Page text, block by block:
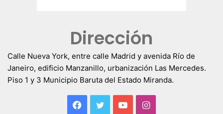
Dirección
Calle Nueva York, entre calle Madrid y avenida Río de
Janeiro, edificio Manzanillo, urbanización Las Mercedes.
Piso 1 y 3 Municipio Baruta del Estado Miranda.
Facebook
TwitterYouTubeInstagram